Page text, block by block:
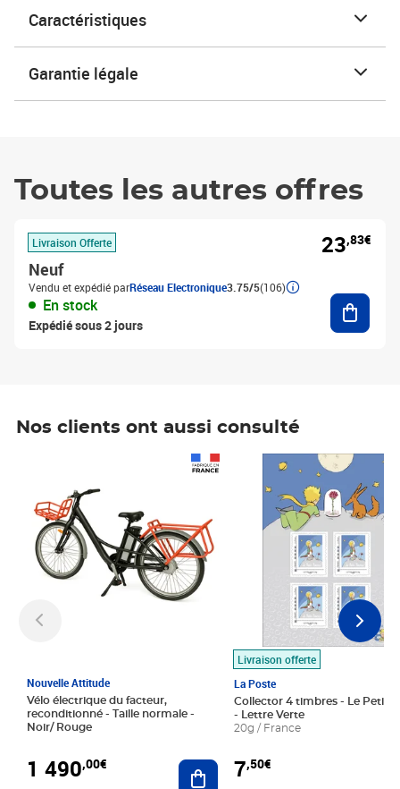
Caractéristiques
Garantie légale
Toutes les autres offres
Livraison Offerte
Neuf
Vendu et expédié parRéseau Electronique3.75/5(106)
En stock
Expédié sous 2 jours
23,83€
Nos clients ont aussi consulté
Nouvelle Attitude
Vélo électrique du facteur,
reconditionné - Taille normale -
Noir/ Rouge
1 490,00€ Ajouter au panier
Livraison offerte
La Poste
Collector 4 timbres - Le Petit
- Lettre Verte
20g / France
7,50€
Prix 7,50€